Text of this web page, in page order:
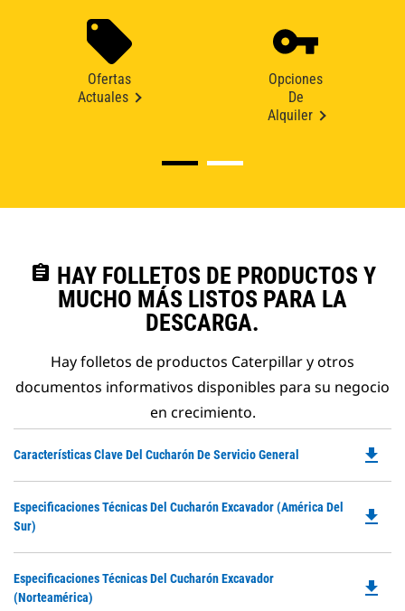
Ofertas
Actuales
Opciones
De
Alquiler
assignment HAY FOLLETOS DE PRODUCTOS Y
MUCHO MÁS LISTOS PARA LA
DESCARGA.
Hay folletos de productos Caterpillar y otros
documentos informativos disponibles para su negocio
en crecimiento.
Características Clave Del Cucharón De Servicio General file_download
Especificaciones Técnicas Del Cucharón Excavador (América Del
Sur)
file_download
Especificaciones Técnicas Del Cucharón Excavador
(Norteamérica)
file_download